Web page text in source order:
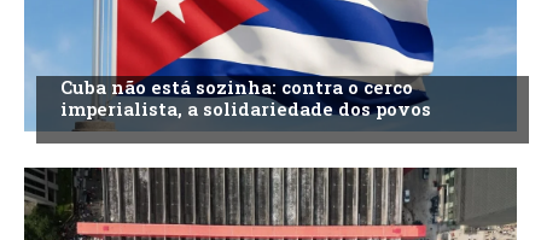
Cuba não está sozinha: contra o cerco
imperialista, a solidariedade dos povos